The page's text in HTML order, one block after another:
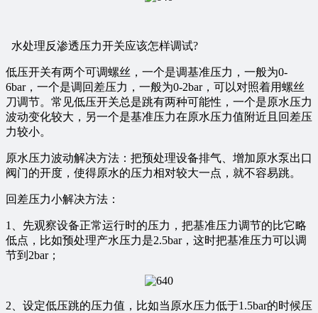
水处理反渗透压力开关应该怎样调试?
低压开关有两个可调螺丝，一个是调基准压力，一般为0-
6bar，一个是调回差压力，一般为0-2bar，可以对照着用螺丝
刀调节。常见低压开关总是跳有两种可能性，一个是原水压力
波动变化较大，另一个是基准压力在原水压力值附近且回差压
力较小。
原水压力波动解决方法：把预处理设备排气、增加原水泵出口
阀门的开度，使得原水的压力相对较大一点，就不容易跳。
回差压力小解决方法：
1、先观察设备正常运行时的压力，把基准压力调节的比它略
低点，比如预处理产水压力是2.5bar，这时把基准压力可以调
节到2bar；
2、设定低压跳的压力值，比如当原水压力低于1.5bar的时候压